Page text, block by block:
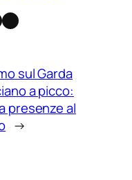
Telegram
sul Garda
a picco:
presenze al
→